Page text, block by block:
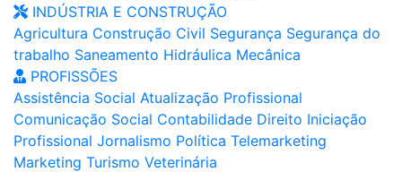
INDÚSTRIA E CONSTRUÇÃO
Agricultura Construção Civil Segurança Segurança do
trabalho Saneamento Hidráulica Mecânica
PROFISSÕES
Assistência Social Atualização Profissional
Comunicação Social Contabilidade Direito Iniciação
Profissional Jornalismo Política Telemarketing
Marketing Turismo Veterinária